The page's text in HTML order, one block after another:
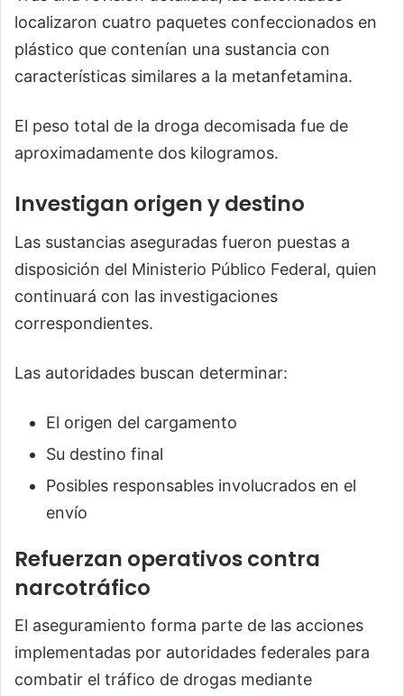
localizaron cuatro paquetes confeccionados en
plástico que contenían una sustancia con
características similares a la metanfetamina.
El peso total de la droga decomisada fue de
aproximadamente dos kilogramos.
Investigan origen y destino
Las sustancias aseguradas fueron puestas a
disposición del Ministerio Público Federal, quien
continuará con las investigaciones
correspondientes.
Las autoridades buscan determinar:
El origen del cargamento
Su destino final
Posibles responsables involucrados en el
envío
Refuerzan operativos contra
narcotráfico
El aseguramiento forma parte de las acciones
implementadas por autoridades federales para
combatir el tráfico de drogas mediante